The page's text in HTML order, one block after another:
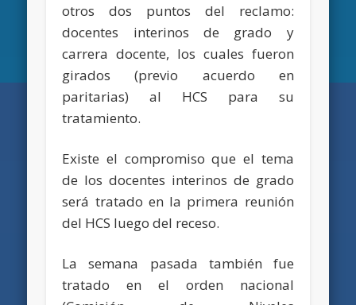
otros dos puntos del reclamo:
docentes interinos de grado y
carrera docente, los cuales fueron
girados (previo acuerdo en
paritarias) al HCS para su
tratamiento.
Existe el compromiso que el tema
de los docentes interinos de grado
será tratado en la primera reunión
del HCS luego del receso.
La semana pasada también fue
tratado en el orden nacional